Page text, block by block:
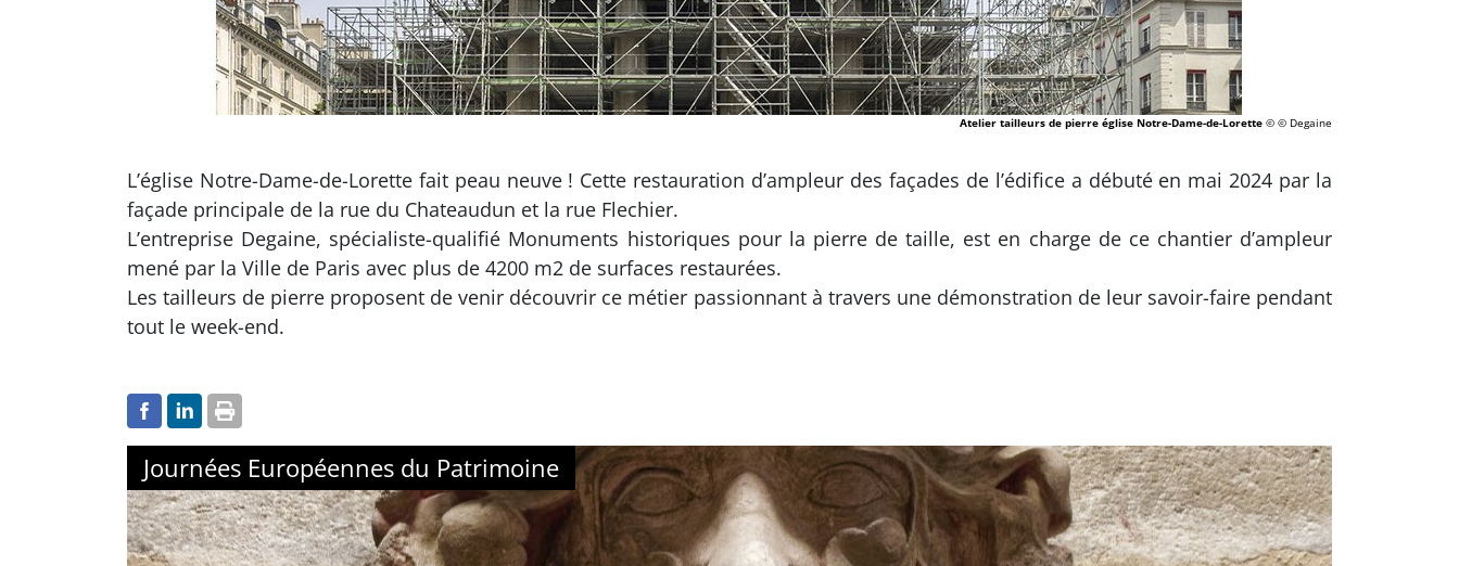
Atelier tailleurs de pierre église Notre-Dame-de-Lorette © © Degaine
L’église Notre-Dame-de-Lorette fait peau neuve ! Cette restauration d’ampleur des façades de l’édifice a débuté en mai 2024 par la
façade principale de la rue du Chateaudun et la rue Flechier.
L’entreprise Degaine, spécialiste-qualifié Monuments historiques pour la pierre de taille, est en charge de ce chantier d’ampleur
mené par la Ville de Paris avec plus de 4200 m2 de surfaces restaurées.
Les tailleurs de pierre proposent de venir découvrir ce métier passionnant à travers une démonstration de leur savoir-faire pendant
tout le week-end.
Journées Européennes du Patrimoine